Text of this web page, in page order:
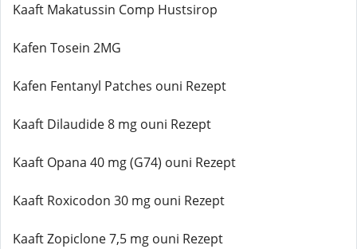
Kaaft Makatussin Comp Hustsirop
Kafen Tosein 2MG
Kafen Fentanyl Patches ouni Rezept
Kaaft Dilaudide 8 mg ouni Rezept
Kaaft Opana 40 mg (G74) ouni Rezept
Kaaft Roxicodon 30 mg ouni Rezept
Kaaft Zopiclone 7,5 mg ouni Rezept